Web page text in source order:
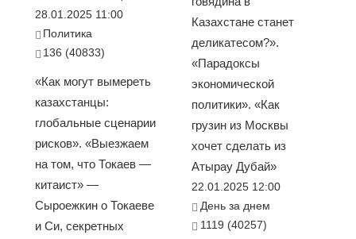
28.01.2025 11:00
Политика
136 (40833)
«Как могут вымереть
казахстанцы:
глобальные сценарии
рисков». «Выезжаем
на том, что Токаев —
китаист» —
Сыроежкин о Токаеве
и Си, секретных
Казахстане станет
деликатесом?».
«Парадоксы
экономической
политики». «Как
грузин из Москвы
хочет сделать из
Атырау Дубай»
22.01.2025 12:00
День за днем
1119 (40257)